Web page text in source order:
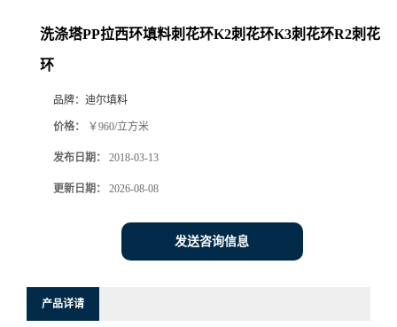
洗涤塔PP拉西环填料刺花环K2刺花环K3刺花环R2刺花
环
品牌： 迪尔填料
价格： ￥960/立方米
发布日期： 2018-03-13
更新日期： 2026-08-08
发送咨询信息
产品详请